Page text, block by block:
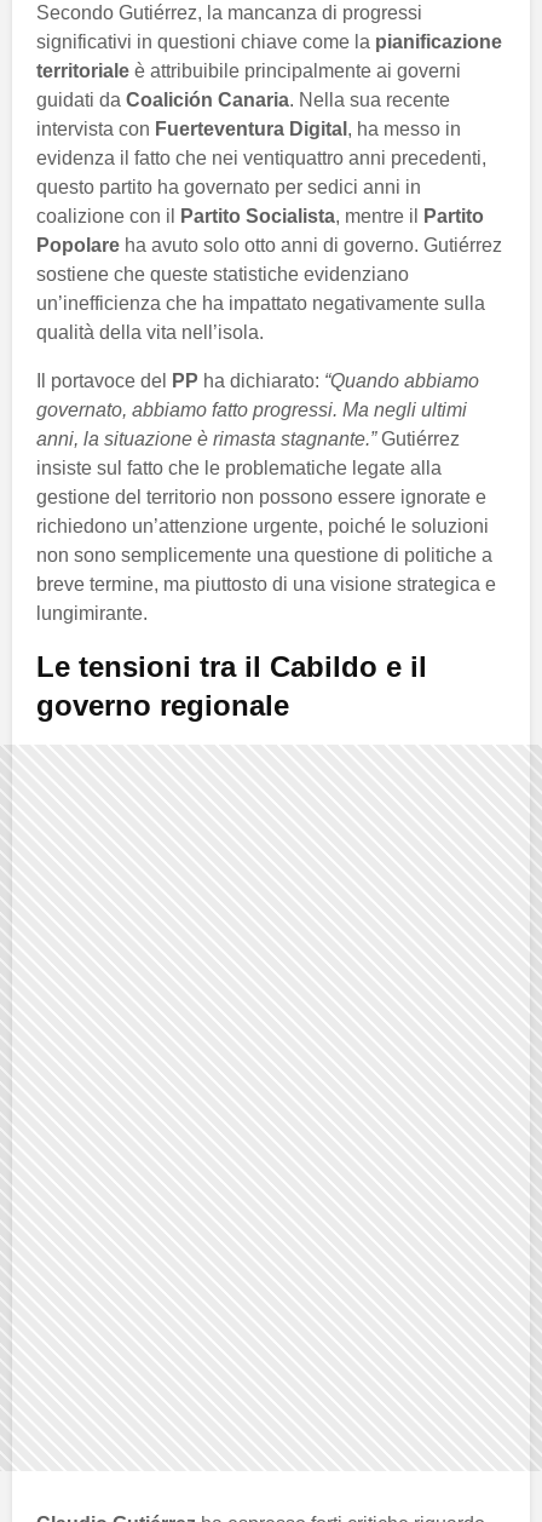
Secondo Gutiérrez, la mancanza di progressi
significativi in questioni chiave come la pianificazione
territoriale è attribuibile principalmente ai governi
guidati da Coalición Canaria. Nella sua recente
intervista con Fuerteventura Digital , ha messo in
evidenza il fatto che nei ventiquattro anni precedenti,
questo partito ha governato per sedici anni in
coalizione con il
Partito Socialista, mentre il
Partito
Popolare ha avuto solo otto anni di governo. Gutiérrez
sostiene che queste statistiche evidenziano
un’inefficienza che ha impattato negativamente sulla
qualità della vita nell’isola.
Il portavoce del PP ha dichiarato: “Quando abbiamo
governato, abbiamo fatto progressi. Ma negli ultimi
anni, la situazione è rimasta stagnante.”Gutiérrez
insiste sul fatto che le problematiche legate alla
gestione del territorio non possono essere ignorate e
richiedono un’attenzione urgente, poiché le soluzioni
non sono semplicemente una questione di politiche a
breve termine, ma piuttosto di una visione strategica e
lungimirante.
Le tensioni tra il Cabildo e il
governo regionale